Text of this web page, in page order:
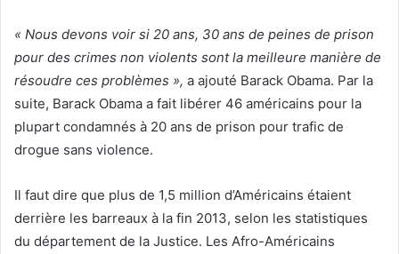
« Nous devons voir si 20 ans, 30 ans de peines de prison
pour des crimes non violents sont la meilleure manière de
résoudre ces problèmes », a ajouté Barack Obama. Par la
suite, Barack Obama a fait libérer 46 américains pour la
plupart condamnés à 20 ans de prison pour trafic de
drogue sans violence.
Il faut dire que plus de 1,5 million d’Américains étaient
derrière les barreaux à la fin 2013, selon les statistiques
du département de la Justice. Les Afro-Américains